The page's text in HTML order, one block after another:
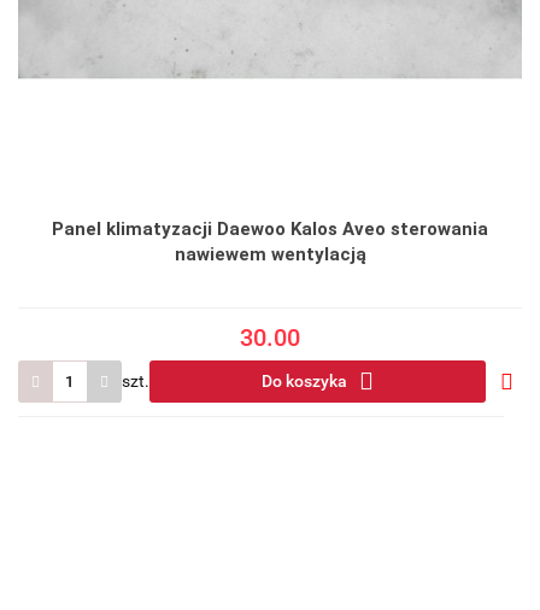
Panel klimatyzacji Daewoo Kalos Aveo sterowania
nawiewem wentylacją
30.00
szt. Do koszyka